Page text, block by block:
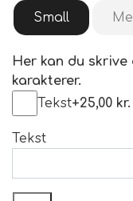
masser af
og tilbehør.
Komfortabel
Effektive
Materials
Small
Her kan du
karakterer.
Tekst+25,00 kr.
Tekst